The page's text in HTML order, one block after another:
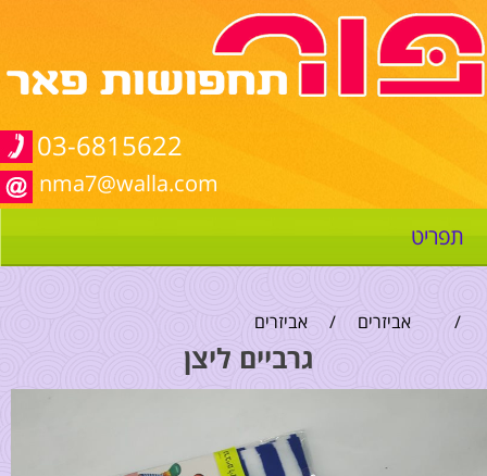
03-6815622
nma7@walla.com
תפריט
/ אביזרים / אביזרים
גרביים ליצן